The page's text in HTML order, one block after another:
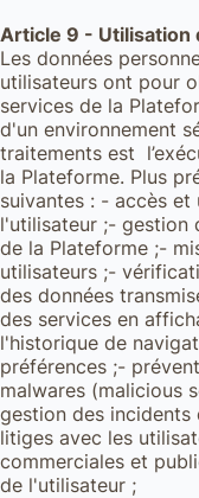
Article 9 - Utilisation
Les données
utilisateurs ont pour
services de la
d'un environnement
traitements est
la Plateforme. Plus
suivantes : - accès
l'utilisateur ;- gestion
de la Plateforme ;-
utilisateurs ;-
des données
des services en
l'historique de
préférences ;-
malwares (malicious
gestion des incidents
litiges avec les
commerciales et
de l'utilisateur ;